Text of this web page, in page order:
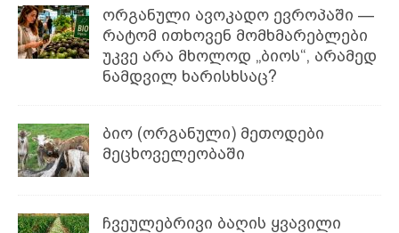
ორგანული ავოკადო ევროპაში —
რატომ ითხოვენ მომხმარებლები
უკვე არა მხოლოდ „ბიოს“, არამედ
ნამდვილ ხარისხსაც?
ბიო (ორგანული) მეთოდები
მეცხოველეობაში
ჩვეულებრივი ბაღის ყვავილი